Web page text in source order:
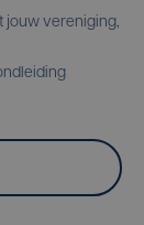
jouw vereniging,